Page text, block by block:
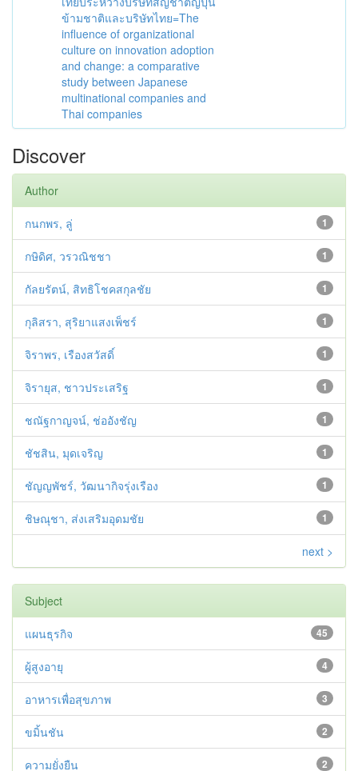
ข้ามชาติและบริษัทไทย=The
influence of organizational
culture on innovation adoption
and change: a comparative
study between Japanese
multinational companies and
Thai companies
Discover
Author
1
กนกพร, ลู่
1
กษิดิศ, วรวณิชชา
1
กัลยรัตน์, สิทธิโชคสกุลชัย
1
กุลิสรา, สุริยาแสงเพ็ชร์
1
จิราพร, เรืองสวัสดิ์
1
จิรายุส, ชาวประเสริฐ
1
ชณัฐกาญจน์, ช่ออังชัญ
1
ชัชสิน, มุดเจริญ
1
ชัญญพัชร์, วัฒนากิจรุ่งเรือง
1
ชิษณุชา, ส่งเสริมอุดมชัย
next >
Subject
45
แผนธุรกิจ
4
ผู้สูงอายุ
3
อาหารเพื่อสุขภาพ
2
ขมิ้นชัน
2
ความยั่งยืน